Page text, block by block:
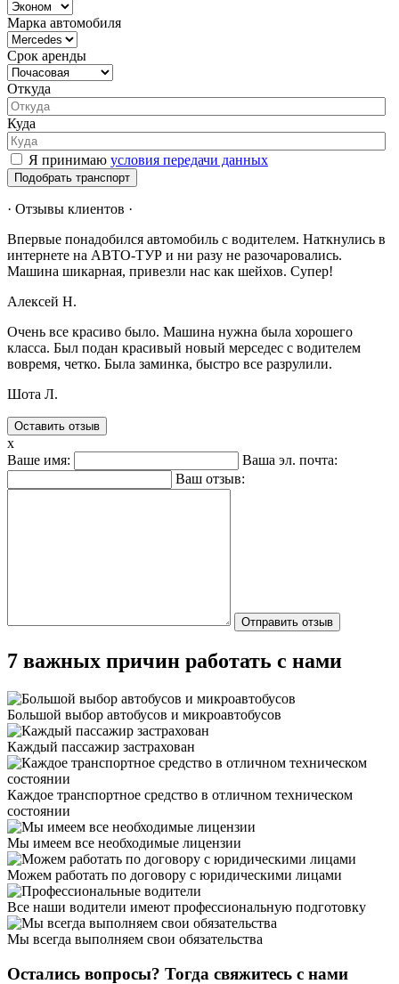
Марка автомобиля
Срок аренды
Откуда
Куда
Я принимаю условия передачи данных
Подобрать транспорт
· Отзывы клиентов ·
Впервые понадобился автомобиль с водителем. Наткнулись в
интернете на АВТО-ТУР и ни разу не разочаровались.
Машина шикарная, привезли нас как шейхов. Супер!
Алексей Н.
Очень все красиво было. Машина нужна была хорошего
класса. Был подан красивый новый мерседес с водителем
вовремя, четко. Была заминка, быстро все разрулили.
Шота Л.
Оставить отзыв
x
Ваше имя:
Ваша эл. почта:
Ваш отзыв:
7 важных причин работать с нами
Большой выбор автобусов и микроавтобусов
Каждый пассажир застрахован
Каждое транспортное средство в отличном техническом
состоянии
Мы имеем все необходимые лицензии
Можем работать по договору с юридическими лицами
Все наши водители имеют профессиональную подготовку
Мы всегда выполняем свои обязательства
Остались вопросы? Тогда свяжитесь с нами